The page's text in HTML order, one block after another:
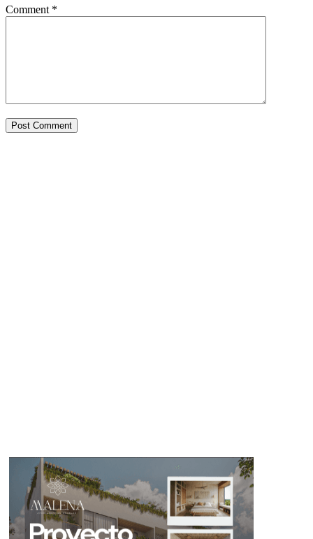
Comment *